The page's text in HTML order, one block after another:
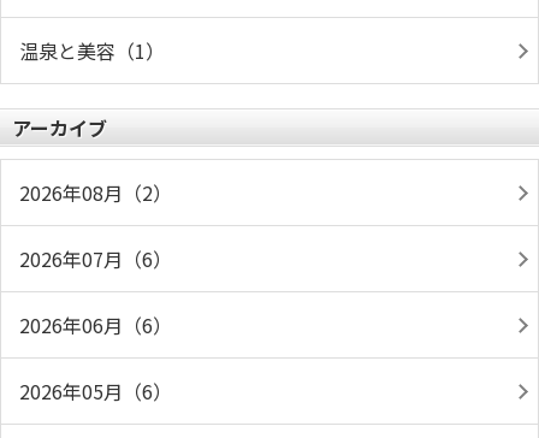
温泉と美容（1）
アーカイブ
2026年08月（2）
2026年07月（6）
2026年06月（6）
2026年05月（6）